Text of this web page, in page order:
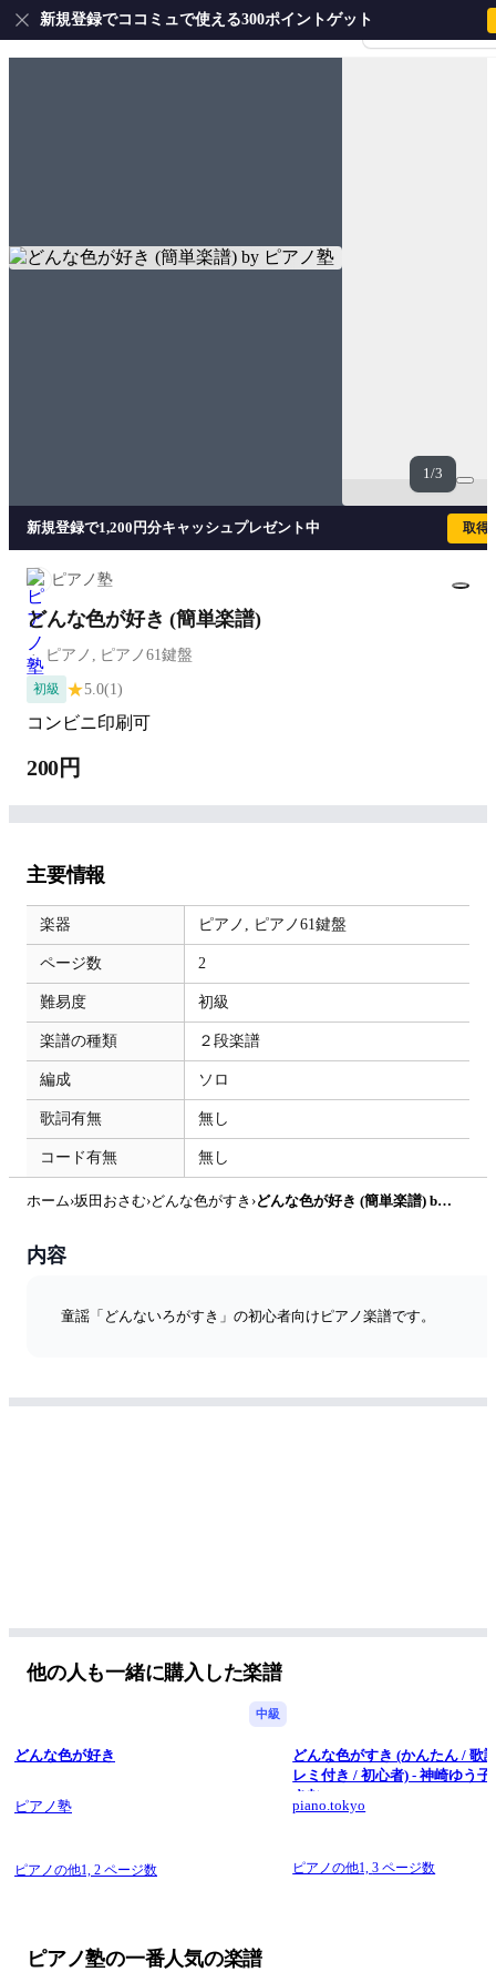
会員登録・ログイ
新規登録でココミュで使える300ポイントゲット
1/3
新規登録で1,200円分キャッシュプレゼント中 取得
ピアノ塾
どんな色が好き (簡単楽譜)
ピアノ, ピアノ61鍵盤
初級 ★5.0(1)
コンビニ印刷可
200円
主要情報
楽器 ピアノ, ピアノ61鍵盤
ページ数 2
難易度 初級
楽譜の種類 ２段楽譜
編成 ソロ
歌詞有無 無し
コード有無 無し
ホーム›坂田おさむ›どんな色がすき › どんな色が好き (簡単楽譜) by ピアノ塾
内容
童謡「どんないろがすき」の初心者向けピアノ楽譜です。
他の人も一緒に購入した楽譜
中級
どんな色が好き
ピアノ塾
ピアノの他1, 2 ページ数
どんな色がすき (かんたん / 歌
レミ付き / 初心者) - 神崎ゆう
さむ
piano.tokyo
ピアノの他1,3 ページ数
ピアノ塾の一番人気の楽譜